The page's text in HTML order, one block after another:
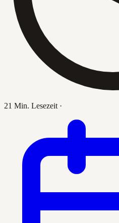
21 Min. Lesezeit ·